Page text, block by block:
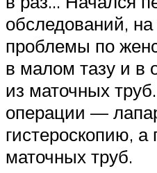
обследований,
проблемы по
в малом тазу и в
из маточных
операции —
гистероскопию,
маточных труб.